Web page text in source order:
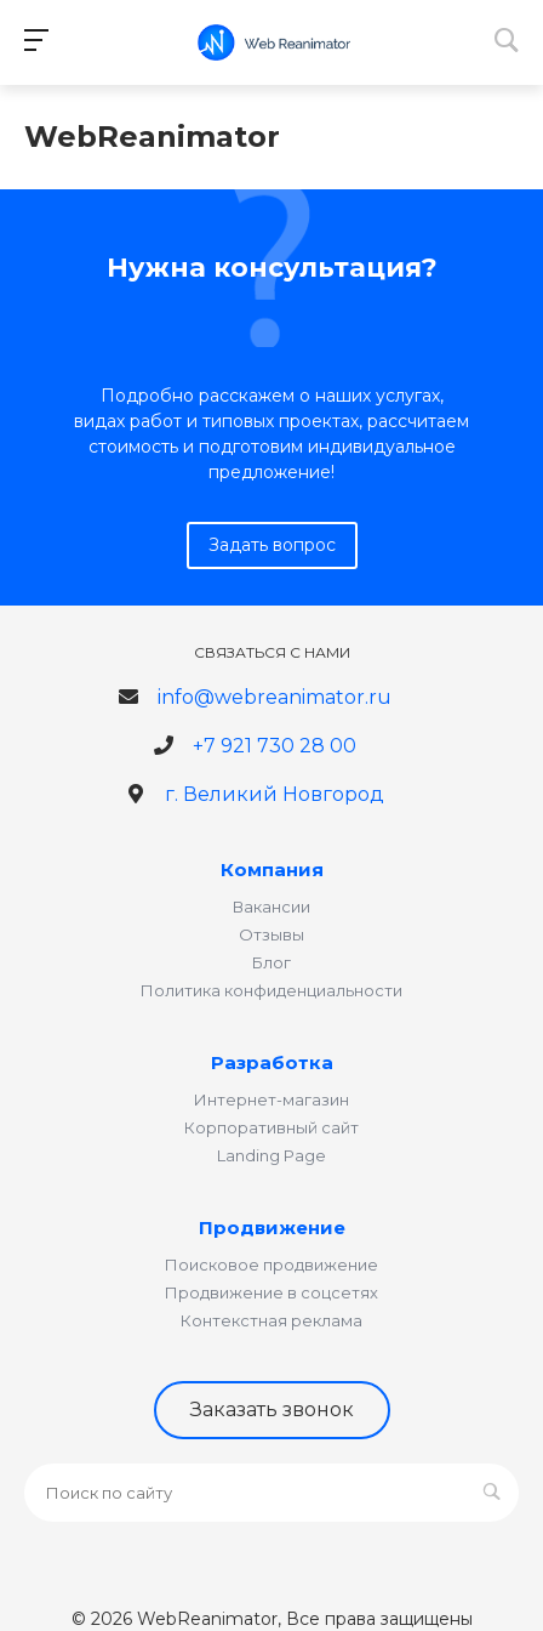
WebReanimator
Нужна консультация?
Подробно расскажем о наших услугах,
видах работ и типовых проектах, рассчитаем
стоимость и подготовим индивидуальное
предложение!
Задать вопрос
СВЯЗАТЬСЯ С НАМИ
info@webreanimator.ru
+7 921 730 28 00
г. Великий Новгород
Компания
Вакансии
Отзывы
Блог
Политика конфиденциальности
Разработка
Интернет-магазин
Корпоративный сайт
Landing Page
Продвижение
Поисковое продвижение
Продвижение в соцсетях
Контекстная реклама
Заказать звонок
© 2026 WebReanimator, Все права защищены